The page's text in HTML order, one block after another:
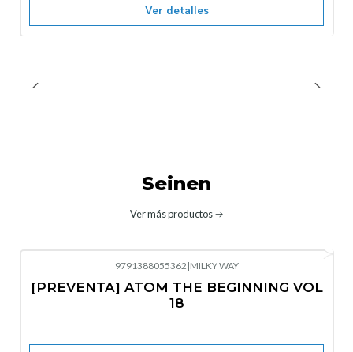
Ver detalles
Seinen
Ver más productos
9791388055362 |MILKY WAY
[PREVENTA] ATOM THE BEGINNING VOL
18